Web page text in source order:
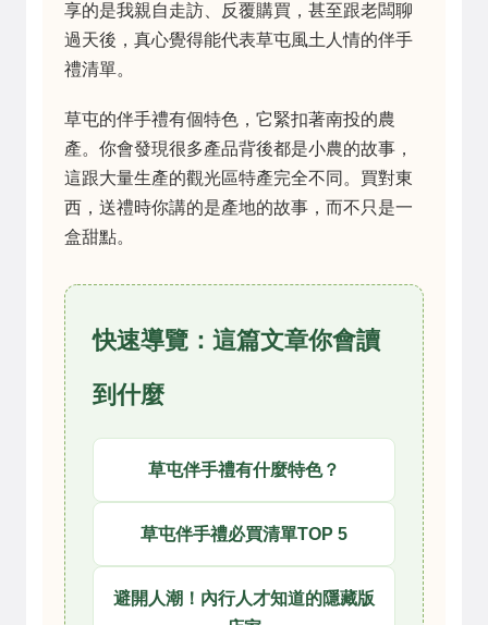
享的是我親自走訪、反覆購買，甚至跟老闆聊
過天後，真心覺得能代表草屯風土人情的伴手
禮清單。
草屯的伴手禮有個特色，它緊扣著南投的農
產。你會發現很多產品背後都是小農的故事，
這跟大量生產的觀光區特產完全不同。買對東
西，送禮時你講的是產地的故事，而不只是一
盒甜點。
快速導覽：這篇文章你會讀
到什麼
草屯伴手禮有什麼特色？
草屯伴手禮必買清單TOP 5
避開人潮！內行人才知道的隱藏版